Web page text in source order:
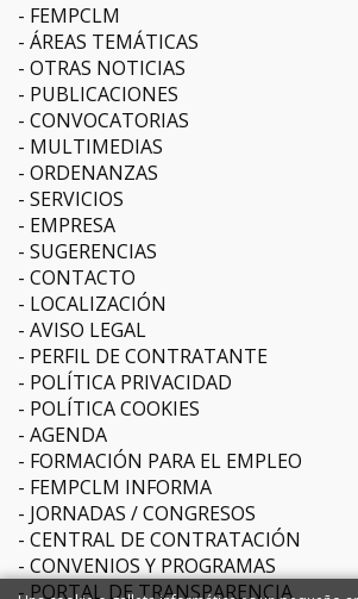
FEMPCLM
ÁREAS TEMÁTICAS
OTRAS NOTICIAS
PUBLICACIONES
CONVOCATORIAS
MULTIMEDIAS
ORDENANZAS
SERVICIOS
EMPRESA
SUGERENCIAS
CONTACTO
LOCALIZACIÓN
AVISO LEGAL
PERFIL DE CONTRATANTE
POLÍTICA PRIVACIDAD
POLÍTICA COOKIES
AGENDA
FORMACIÓN PARA EL EMPLEO
FEMPCLM INFORMA
JORNADAS / CONGRESOS
CENTRAL DE CONTRATACIÓN
CONVENIOS Y PROGRAMAS
PORTAL DE TRANSPARENCIA